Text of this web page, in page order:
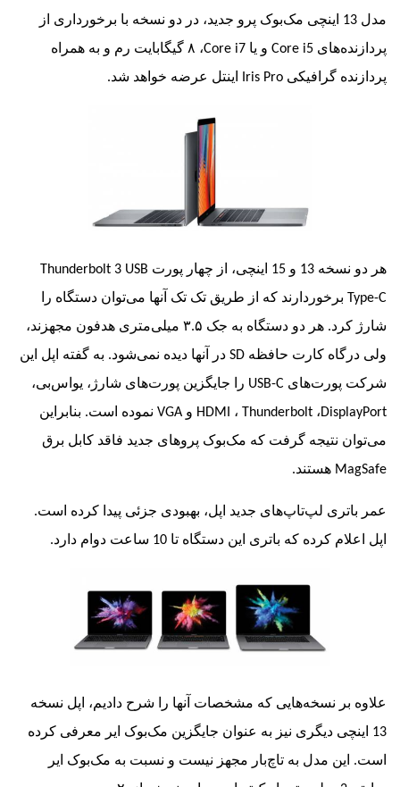
مدل 13 اینچی مک‌بوک پرو جدید، در دو نسخه با برخورداری از
Core i5و یاCore i7
، ۸ گیگابایت رم و به همراه
گرافیکیIris Pro اینتل عرضه خواهد شد.
از چهار پورت
Thunderbolt 3 USB
برخوردارند که از طریق تک تک آنها می‌توان دستگاه را
شارژ کرد. هر دو دستگاه به جک ۳.۵ میلی‌متری هدفون مجهزند،
کارت حافظه SDدر آنها دیده نمی‌شود. به گفته اپل این
پورت‌هایUSB-Cرا جایگزین پورت‌های شارژ، یو‌اس‌بی،
،Thunderbolt،HDMIو VGAنموده است. بنابراین
نتیجه گرفت که مک‌بوک پروهای جدید فاقد کابل برق
هستند.
لپ‌تاپ‌های جدید اپل، بهبودی جزئی پیدا کرده است.
کرده که باتری این دستگاه تا 10 ساعت دوام دارد.
بر نسخه‌هایی که مشخصات آنها را شرح دادیم، اپل نسخه
دیگری نیز به عنوان جایگزین مک‌بوک ایر معرفی کرده
مدل به تاچ‌بار مجهز نیست و نسبت به مک‌بوک‌ ایر